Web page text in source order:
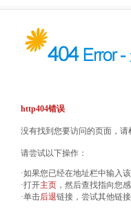
http404错误
没有找到您要访问的页面，
请尝试以下操作：
·如果您已经在地址栏中输入
·打开主页 ，然后查找指向您
·单击后退链接，尝试其他链